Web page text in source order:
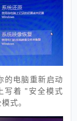
电脑重新启动
写着 "安全模式
式。